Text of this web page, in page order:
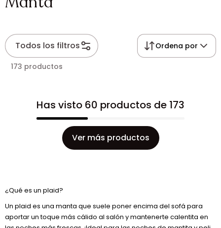
Todos los filtros Ordena por
173 productos
Has visto 60 productos de 173
Ver más productos
¿Qué es un plaid?
Un plaid es una manta que suele poner encima del sofá para
aportar un toque más cálido al salón y mantenerte calentita en